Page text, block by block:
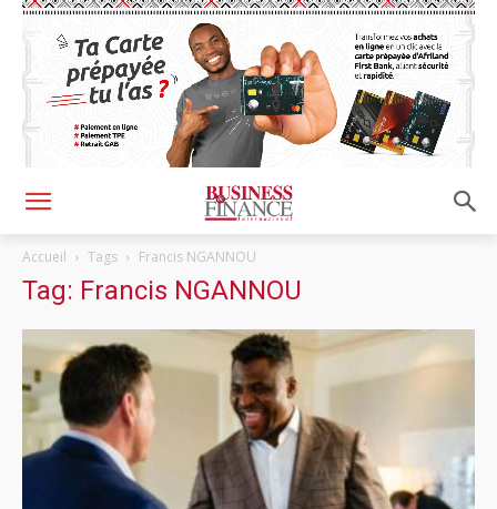
Accueil Tags Francis NGANNOU
Tag: Francis NGANNOU